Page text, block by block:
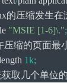
的压缩发生
"MSIE [1-6]\.";
压缩的页面最
1k;
取几个单位